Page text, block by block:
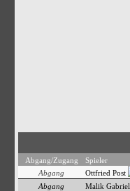
Abgang/Zugang
Spieler
Abgang
Ottfried Post
Abgang
Malik Gabriel